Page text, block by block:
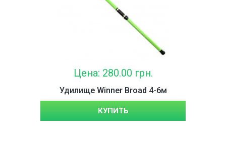
Цена: 280.00 грн.
Удилище Winner Broad 4-6м
КУПИТЬ